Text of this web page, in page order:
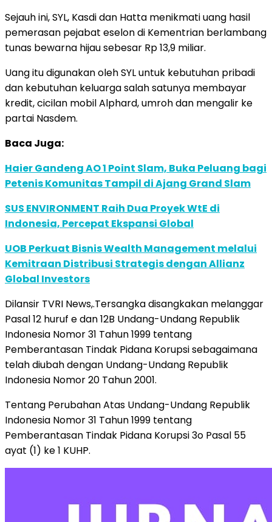
Sejauh ini, SYL, Kasdi dan Hatta menikmati uang hasil
pemerasan pejabat eselon di Kementrian berlambang
tunas bewarna hijau sebesar Rp 13,9 miliar.
Uang itu digunakan oleh SYL untuk kebutuhan pribadi
dan kebutuhan keluarga salah satunya membayar
kredit, cicilan mobil Alphard, umroh dan mengalir ke
partai Nasdem.
Baca Juga:
Haier Gandeng AO 1 Point Slam, Buka Peluang bagi
Petenis Komunitas Tampil di Ajang Grand Slam
SUS ENVIRONMENT Raih Dua Proyek WtE di
Indonesia, Percepat Ekspansi Global
UOB Perkuat Bisnis Wealth Management melalui
Kemitraan Distribusi Strategis dengan Allianz
Global Investors
Dilansir TVRI News,.Tersangka disangkakan melanggar
Pasal 12 huruf e dan 12B Undang-Undang Republik
Indonesia Nomor 31 Tahun 1999 tentang
Pemberantasan Tindak Pidana Korupsi sebagaimana
telah diubah dengan Undang-Undang Republik
Indonesia Nomor 20 Tahun 2001.
Tentang Perubahan Atas Undang-Undang Republik
Indonesia Nomor 31 Tahun 1999 tentang
Pemberantasan Tindak Pidana Korupsi 3o Pasal 55
ayat (1) ke 1 KUHP.